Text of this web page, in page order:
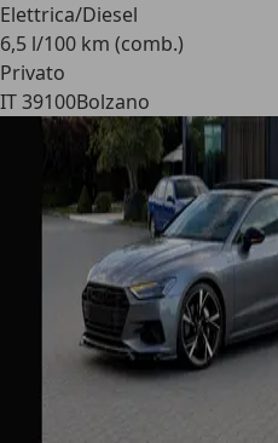
Elettrica/Diesel
6,5 l/100 km (comb.)
Privato
IT 39100Bolzano